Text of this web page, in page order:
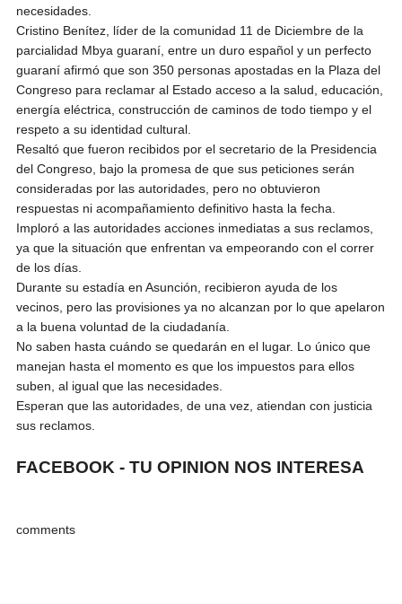
necesidades.
Cristino Benítez, líder de la comunidad 11 de Diciembre de la
parcialidad Mbya guaraní, entre un duro español y un perfecto
guaraní afirmó que son 350 personas apostadas en la Plaza del
Congreso para reclamar al Estado acceso a la salud, educación,
energía eléctrica, construcción de caminos de todo tiempo y el
respeto a su identidad cultural.
Resaltó que fueron recibidos por el secretario de la Presidencia
del Congreso, bajo la promesa de que sus peticiones serán
consideradas por las autoridades, pero no obtuvieron
respuestas ni acompañamiento definitivo hasta la fecha.
Imploró a las autoridades acciones inmediatas a sus reclamos,
ya que la situación que enfrentan va empeorando con el correr
de los días.
Durante su estadía en Asunción, recibieron ayuda de los
vecinos, pero las provisiones ya no alcanzan por lo que apelaron
a la buena voluntad de la ciudadanía.
No saben hasta cuándo se quedarán en el lugar. Lo único que
manejan hasta el momento es que los impuestos para ellos
suben, al igual que las necesidades.
Esperan que las autoridades, de una vez, atiendan con justicia
sus reclamos.
FACEBOOK - TU OPINION NOS INTERESA
comments